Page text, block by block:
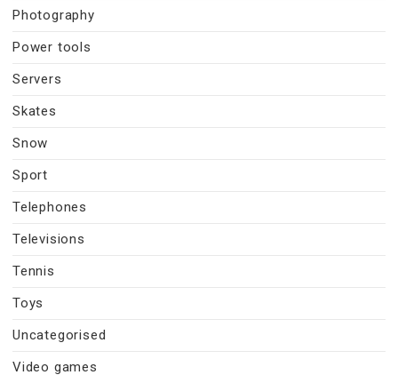
Photography
Power tools
Servers
Skates
Snow
Sport
Telephones
Televisions
Tennis
Toys
Uncategorised
Video games